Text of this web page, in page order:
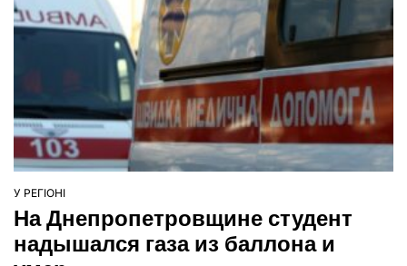
ОПУБЛІКУВАТИ
У
У РЕГІОНІ
На Днепропетровщине студент
надышался газа из баллона и